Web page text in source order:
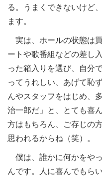
る。うまくできないけど
ます。
実は、ホールの状態は
ートや歌番組などの差し
った箱入りを選び、自分
ってうれしい、あげて恥
んやスタッフをはじめ、
治一郎だ」と、とても喜
方はもちろん、ご存じの
思われるからね（笑）。
僕は、誰かに何かをや
んです。人に喜んでもら